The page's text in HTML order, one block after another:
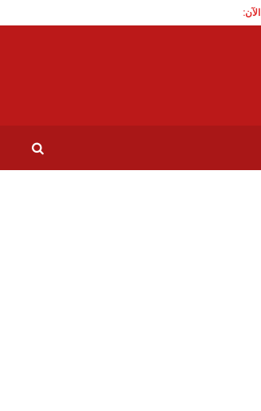
الآن:
تقاطع تدعو الى الافراج الفوري على الناشطة السياسية سوار